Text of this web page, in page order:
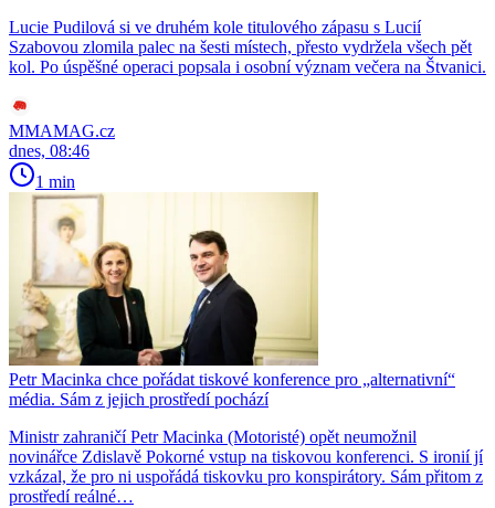
Lucie Pudilová si ve druhém kole titulového zápasu s Lucií
Szabovou zlomila palec na šesti místech, přesto vydržela všech pět
kol. Po úspěšné operaci popsala i osobní význam večera na Štvanici.
MMAMAG.cz
dnes, 08:46
1 min
Petr Macinka chce pořádat tiskové konference pro „alternativní“
média. Sám z jejich prostředí pochází
Ministr zahraničí Petr Macinka (Motoristé) opět neumožnil
novinářce Zdislavě Pokorné vstup na tiskovou konferenci. S ironií jí
vzkázal, že pro ni uspořádá tiskovku pro konspirátory. Sám přitom z
prostředí reálné…